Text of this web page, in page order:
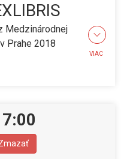
Medzinárodnej
Prahe 2018
VIAC